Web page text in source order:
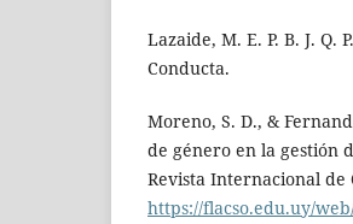
Lazaide, M. E. P. B. J. Q.
Conducta.
Moreno, S. D., &
de género en la gestión
Revista Internacional de
https://flacso.edu.uy/